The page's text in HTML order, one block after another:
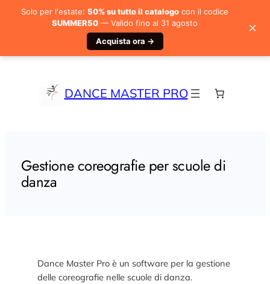
DANCE MASTER PRO
Gestione coreografie per scuole di
danza
Dance Master Pro è un software per la gestione
delle coreografie nelle scuole di danza.
Solo per l'estate: 50% su tutto il catalogo con il codice
SUMMER50 — Valido fino al 31 agosto
Acquista ora →
×